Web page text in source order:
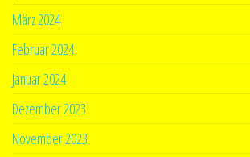
März 2024
Februar 2024
Januar 2024
Dezember 2023
November 2023